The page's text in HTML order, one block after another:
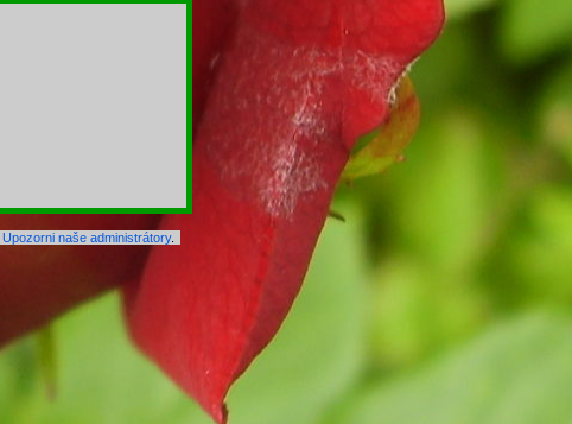
Upozorni naše administrátory.